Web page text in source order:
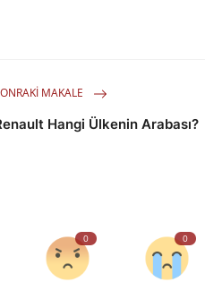
MAKALE
Hangi Ülkenin Arabası?
0 0